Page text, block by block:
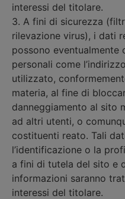
interessi del titolare.
3. A fini di sicurezza
rilevazione virus), i dati
possono eventualmente
personali come
utilizzato,
materia, al fine di
danneggiamento al sito
ad altri utenti, o
costituenti reato. Tali
l’identificazione o la
a fini di tutela del sito e
informazioni saranno
interessi del titolare.